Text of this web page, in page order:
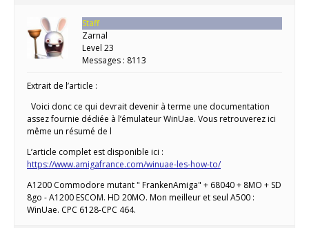
Staff
Zarnal
Level 23
Messages : 8113
Extrait de l’article :
Voici donc ce qui devrait devenir à terme une documentation
assez fournie dédiée à l’émulateur WinUae. Vous retrouverez ici
même un résumé de l
L’article complet est disponible ici :
https://www.amigafrance.com/winuae-les-how-to/
A1200 Commodore mutant " FrankenAmiga" + 68040 + 8MO + SD
8go - A1200 ESCOM. HD 20MO. Mon meilleur et seul A500 :
WinUae. CPC 6128-CPC 464.